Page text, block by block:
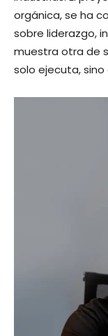
orgánica, se ha
sobre liderazgo,
muestra otra de
solo ejecuta,